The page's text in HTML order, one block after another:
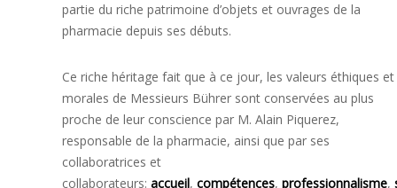
partie du riche patrimoine d’objets et ouvrages de la
pharmacie depuis ses débuts.
Ce riche héritage fait que à ce jour, les valeurs éthiques et
morales de Messieurs Bührer sont conservées au plus
proche de leur conscience par M. Alain Piquerez,
responsable de la pharmacie, ainsi que par ses
collaboratrices et
collaborateurs: accueil, compétences, professionnalisme,